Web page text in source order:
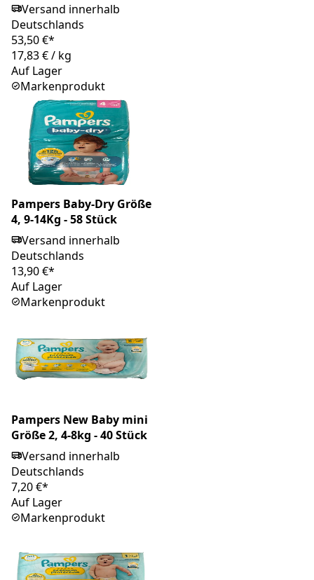
Versand innerhalb
Deutschlands
53,50 €*
17,83 €/ kg
Auf Lager
Markenprodukt
Pampers Baby-Dry Größe
4, 9-14Kg - 58 Stück
Versand innerhalb
Deutschlands
13,90 €*
Auf Lager
Markenprodukt
Pampers New Baby mini
Größe 2, 4-8kg - 40 Stück
Versand innerhalb
Deutschlands
7,20 €*
Auf Lager
Markenprodukt